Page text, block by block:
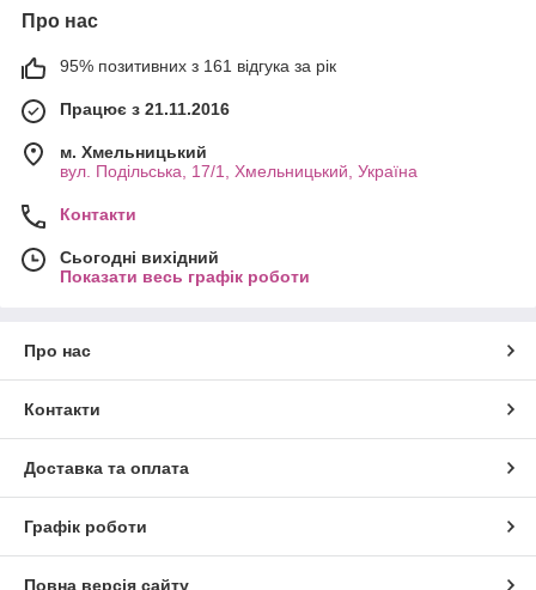
Про нас
95% позитивних з 161 відгука за рік
Працює з 21.11.2016
м. Хмельницький
вул. Подільська, 17/1, Хмельницький, Україна
Контакти
Сьогодні вихідний
Показати весь графік роботи
Про нас
Контакти
Доставка та оплата
Графік роботи
Повна версія сайту